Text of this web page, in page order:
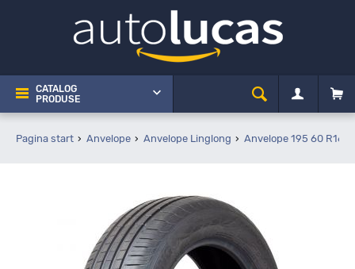
CATALOG
PRODUSE
Pagina start Anvelope Anvelope Linglong Anvelope 195 60 R16